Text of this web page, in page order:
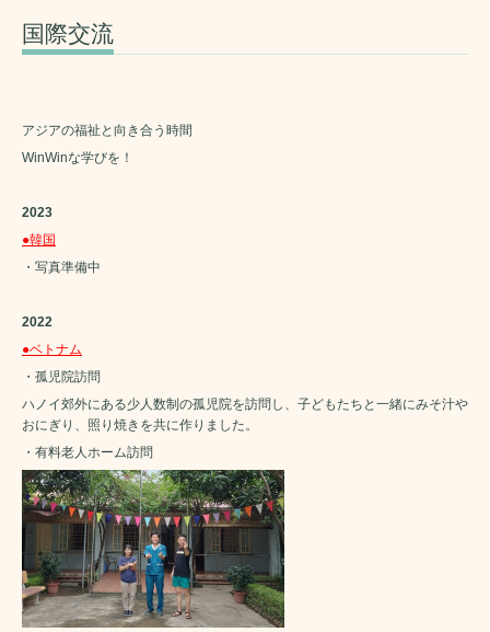
国際交流
アジアの福祉と向き合う時間
WinWinな学びを！
2023
●韓国
・写真準備中
2022
●ベトナム
・孤児院訪問
ハノイ郊外にある少人数制の孤児院を訪問し、子どもたちと一緒にみそ汁や
おにぎり、照り焼きを共に作りました。
・有料老人ホーム訪問